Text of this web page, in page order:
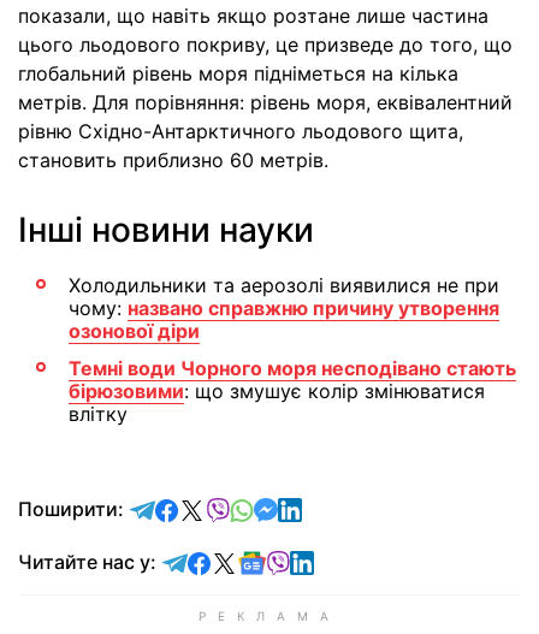
показали, що навіть якщо розтане лише частина
цього льодового покриву, це призведе до того, що
глобальний рівень моря підніметься на кілька
метрів. Для порівняння: рівень моря, еквівалентний
рівню Східно-Антарктичного льодового щита,
становить приблизно 60 метрів.
Інші новини науки
Холодильники та аерозолі виявилися не при
чому: названо справжню причину утворення
озонової діри
Темні води Чорного моря несподівано стають
бірюзовими: що змушує колір змінюватися
влітку
Поширити: відправити у Telegram
поділитись у Facebook
поділитись у X
відправити у Viber
відправити у Whatsapp
відправити у Messenger
відправити у LinkedIn
Читайте нас у: Читайте у Telegram
Читайте у Facebook
Читайте у X
Читайте у Google news
Читайте у Viber
Читайте у LinkedIn